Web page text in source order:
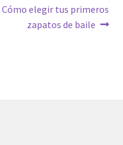
Siguiente:
Cómo elegir tus primeros
zapatos de baile